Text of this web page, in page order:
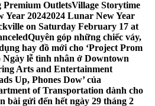
OutletsVillage Storytime
Year 20242024 Lunar New Year
on Saturday February 17 at
Quyên góp những chiếc váy,
hay đồ mới cho ‘Project Prom
Ngày lễ tình nhân ở Downtown
Arts and Entertainment
Up, Phones Dow’ của
of Transportation dành cho
bài gửi đến hết ngày 29 tháng 2